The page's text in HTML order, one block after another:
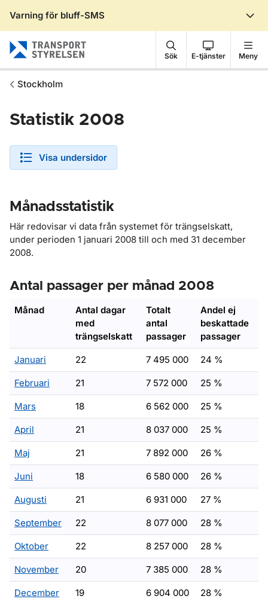
Varning för bluff-SMS
Sök E-tjänster Meny
Stockholm
Statistik 2008
Visa undersidor
Månadsstatistik
Här redovisar vi data från systemet för trängselskatt,
under perioden 1 januari 2008 till och med 31 december
2008.
Antal passager per månad 2008
Månad
Antal dagar
med
trängselskatt
Totalt
antal
passager
Andel ej
beskattade
passager
Januari 22 7 495 000 24 %
Februari 21 7 572 000 25 %
Mars 18 6 562 000 25 %
April 21 8 037 000 25 %
Maj 21 7 892 000 26 %
Juni 18 6 580 000 26 %
Augusti 21 6 931 000 27 %
September 22 8 077 000 28 %
Oktober 22 8 257 000 28 %
November 20 7 385 000 28 %
December 19 6 904 000 28 %